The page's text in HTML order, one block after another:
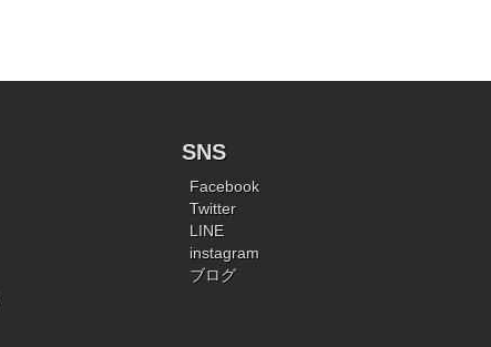
SNS
Facebook
Twitter
LINE
instagram
ブログ